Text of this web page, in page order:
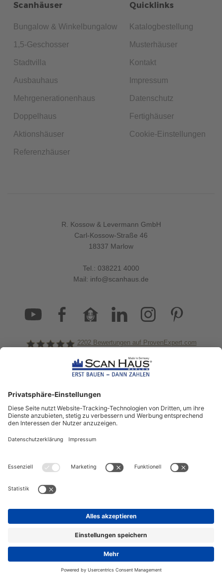
Scanhäuser
Bungalow & Winkelbungalow
1,5-Geschosser
Stadtvilla
Ausbauhaus
Mehrgenerationenhaus
Doppelhaus
Aktionshäuser
Referenzhäuser
Quicklinks
Katalogbestellung
Musterhäuser
Kontakt
Impressum
Datenschutz
Fertighäuser
Cookie-Einstellungen
R. Kossow & Levermann GmbH
Carl-Kossow-Straße 46
18337 Marlow
Tel.: 038221 4000
Mail: info@scanhaus.de
ScanHaus Marlow
2202 Bewertungen auf ProvenExpert.com
informiert!
Aktuelle News rund um ScanHaus &
das Thema Hausbau
Sofort informiert über neue Artikel
ZUM NEWSLETTER ANMELDEN